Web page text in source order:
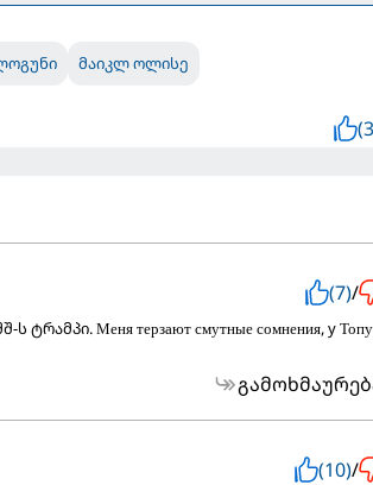
მაიკლ ოლისე
(7)/
Меня терзают смутные сомнения, y
(10)/